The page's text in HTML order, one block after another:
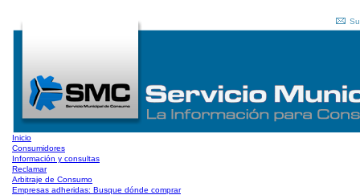
Inicio
Consumidores
Información y consultas
Reclamar
Arbitraje de Consumo
Empresas adheridas: Busque dónde comprar